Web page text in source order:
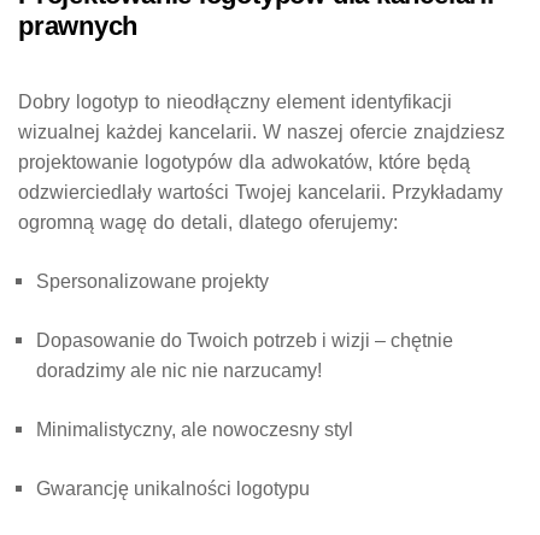
prawnych
Dobry logotyp to nieodłączny element identyfikacji
wizualnej każdej kancelarii. W naszej ofercie znajdziesz
projektowanie logotypów dla adwokatów, które będą
odzwierciedlały wartości Twojej kancelarii. Przykładamy
ogromną wagę do detali, dlatego oferujemy:
Spersonalizowane projekty
Dopasowanie do Twoich potrzeb i wizji – chętnie
doradzimy ale nic nie narzucamy!
Minimalistyczny, ale nowoczesny styl
Gwarancję unikalności logotypu